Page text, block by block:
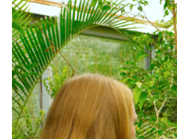
Der Tiergarten Nürnberg ist
den Bionischen